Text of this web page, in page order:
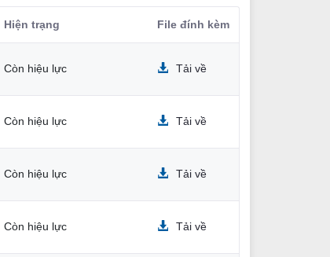
Hiện trạng File đính kèm
Còn hiệu lực Tải về
Còn hiệu lực Tải về
Còn hiệu lực Tải về
Còn hiệu lực Tải về